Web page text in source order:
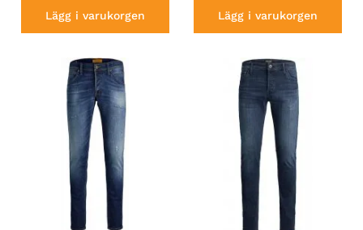
Lägg i varukorgen Lägg i varukorgen